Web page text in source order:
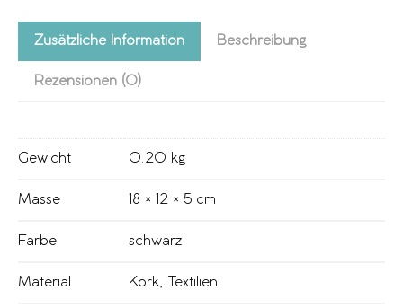
Zusätzliche Information Beschreibung
Rezensionen (0)
Gewicht 0.20 kg
Masse 18 × 12 × 5 cm
Farbe schwarz
Material Kork, Textilien